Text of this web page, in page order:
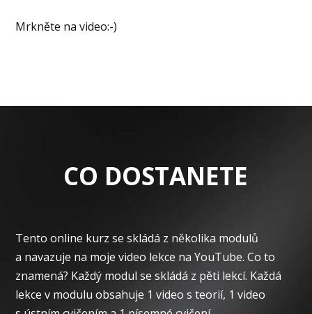
Mrkněte na video:-)
CO DOSTANETE
Tento online kurz se skládá z několika modulů
a navazuje na moje video lekce na YouTube. Co to
znamená? Každý modul se skládá z pěti lekcí. Každá
lekce v modulu obsahuje 1 video s teorií, 1 video